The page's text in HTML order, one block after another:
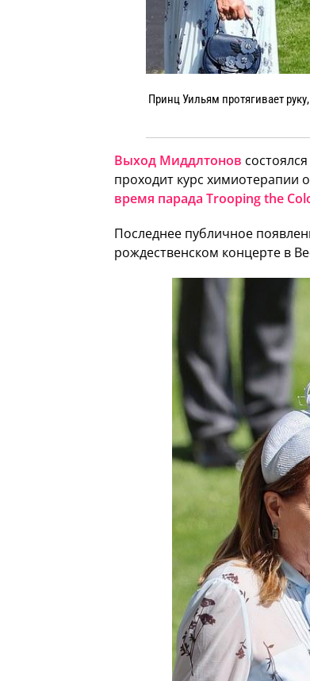
Принц Уильям протягивает
Выход Миддлтонов
проходит курс химиотерапии
время парада Trooping the
Последнее публичное
рождественском концерте в